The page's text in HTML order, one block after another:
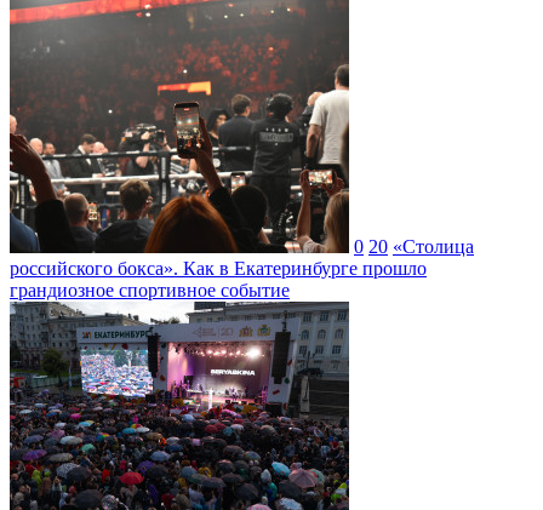
0 20 «Столица
российского бокса». Как в Екатеринбурге прошло
грандиозное спортивное событие